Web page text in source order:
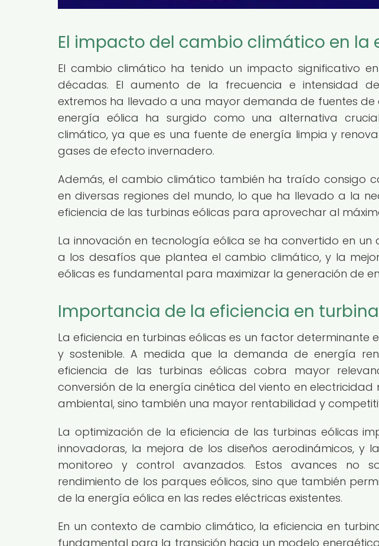
El impacto del cambio climático en la
El cambio climático ha tenido un impacto significativo
décadas. El aumento de la frecuencia e intensidad
extremos ha llevado a una mayor demanda de fuentes de
energía eólica ha surgido como una alternativa
climático, ya que es una fuente de energía limpia y
gases de efecto invernadero.
Además, el cambio climático también ha traído consigo
en diversas regiones del mundo, lo que ha llevado a la
eficiencia de las turbinas eólicas para aprovechar al
La innovación en tecnología eólica se ha convertido en
a los desafíos que plantea el cambio climático, y la
eólicas es fundamental para maximizar la generación de
Importancia de la eficiencia en
La eficiencia en turbinas eólicas es un factor determinante
y sostenible. A medida que la demanda de energía
eficiencia de las turbinas eólicas cobra mayor
conversión de la energía cinética del viento en
ambiental, sino también una mayor rentabilidad y
La optimización de la eficiencia de las turbinas eólicas
innovadoras, la mejora de los diseños aerodinámicos, y
monitoreo y control avanzados. Estos avances no
rendimiento de los parques eólicos, sino que también
de la energía eólica en las redes eléctricas existentes.
En un contexto de cambio climático, la eficiencia en
fundamental para la transición hacia un modelo